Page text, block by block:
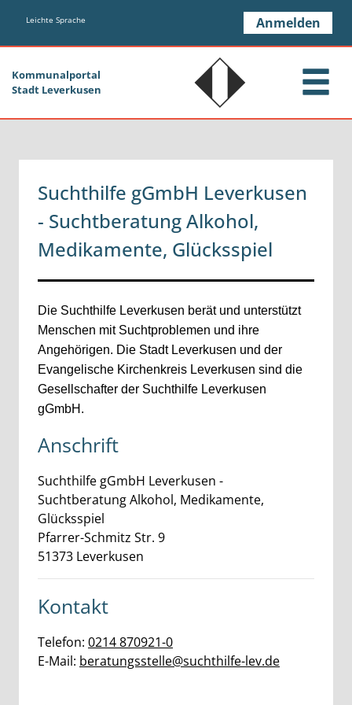
Zum Hauptinhalt springen
Leichte Sprache Anmelden
Kommunalportal
Stadt Leverkusen
Suchthilfe gGmbH Leverkusen
- Suchtberatung Alkohol,
Medikamente, Glücksspiel
Beschreibung
Die Suchthilfe Leverkusen berät und unterstützt
Menschen mit Suchtproblemen und ihre
Angehörigen. Die Stadt Leverkusen und der
Evangelische Kirchenkreis Leverkusen sind die
Gesellschafter der Suchthilfe Leverkusen
gGmbH.
Anschrift
Suchthilfe gGmbH Leverkusen -
Suchtberatung Alkohol, Medikamente,
Glücksspiel
Pfarrer-Schmitz Str. 9
51373 Leverkusen
Kontakt
Telefon: 0214 870921-0
E-Mail: beratungsstelle@suchthilfe-lev.de